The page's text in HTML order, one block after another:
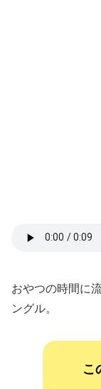
おやつの時間に
ングル。
こ